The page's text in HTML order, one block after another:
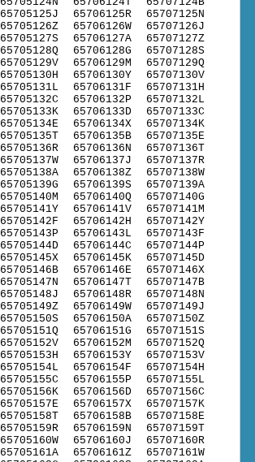
65705125J
65705126Z
65705127S
65705128Q
65705129V
65705130H
65705131L
65705132C
65705133K
65705134E
65705135T
65705136R
65705137W
65705138A
65705139G
65705140M
65705141Y
65705142F
65705143P
65705144D
65705145X
65705146B
65705147N
65705148J
65705149Z
65705150S
65705151Q
65705152V
65705153H
65705154L
65705155C
65705156K
65705157E
65705158T
65705159R
65705160W
65705161A
65706125R
65706126W
65706127A
65706128G
65706129M
65706130Y
65706131F
65706132P
65706133D
65706134X
65706135B
65706136N
65706137J
65706138Z
65706139S
65706140Q
65706141V
65706142H
65706143L
65706144C
65706145K
65706146E
65706147T
65706148R
65706149W
65706150A
65706151G
65706152M
65706153Y
65706154F
65706155P
65706156D
65706157X
65706158B
65706159N
65706160J
65706161Z
65707125N
65707126J
65707127Z
65707128S
65707129Q
65707130V
65707131H
65707132L
65707133C
65707134K
65707135E
65707136T
65707137R
65707138W
65707139A
65707140G
65707141M
65707142Y
65707143F
65707144P
65707145D
65707146X
65707147B
65707148N
65707149J
65707150Z
65707151S
65707152Q
65707153V
65707154H
65707155L
65707156C
65707157K
65707158E
65707159T
65707160R
65707161W